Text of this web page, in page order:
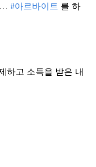
#아르바이트 를 하
하고 소득을 받은 내